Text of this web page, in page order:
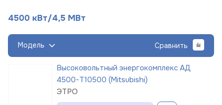
4500 кВт/4,5 МВт
Модель Сравнить
Высоковольтный энергокомплекс АД
4500-Т10500 (Mitsubishi)
ЭТРО